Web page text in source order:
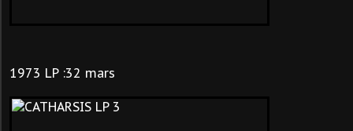
1973 LP :32 mars